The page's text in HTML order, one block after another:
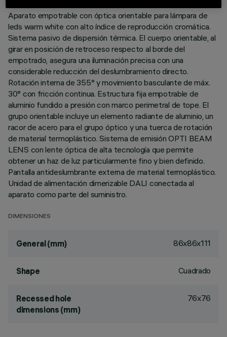
Aparato empotrable con óptica orientable para lámpara de
leds warm white con alto índice de reproducción cromática.
Sistema pasivo de dispersión térmica. El cuerpo orientable, al
girar en posición de retroceso respecto al borde del
empotrado, asegura una iluminación precisa con una
considerable reducción del deslumbramiento directo.
Rotación interna de 355° y movimiento basculante de máx.
30° con fricción continua. Estructura fija empotrable de
aluminio fundido a presión con marco perimetral de tope. El
grupo orientable incluye un elemento radiante de aluminio, un
racor de acero para el grupo óptico y una tuerca de rotación
de material termoplástico. Sistema de emisión OPTI BEAM
LENS con lente óptica de alta tecnología que permite
obtener un haz de luz particularmente fino y bien definido.
Pantalla antideslumbrante externa de material termoplástico.
Unidad de alimentación dimerizable DALI conectada al
aparato como parte del suministro.
DIMENSIONES
General (mm) 86x86x111
Shape Cuadrado
Recessed hole
dimensions (mm)
76x76